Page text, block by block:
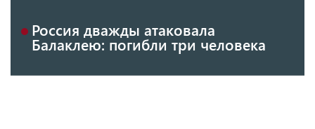
Россия дважды атаковала
Балаклею: погибли три человека